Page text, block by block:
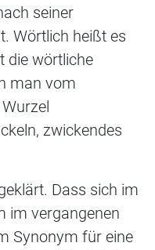
seiner
Wörtlich heißt es
die wörtliche
man vom
zwickendes
Dass sich im
im vergangenen
Synonym für eine